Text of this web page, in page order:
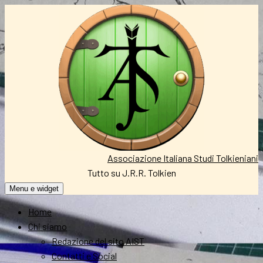
Associazione Italiana Studi Tolkieniani
Tutto su J.R.R. Tolkien
Menu e widget
Home
Chi siamo
Redazione del sito AIST
Contatti e Social